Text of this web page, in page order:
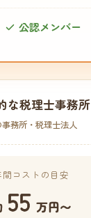
公認メンバー
な税理士事務所
務所・税理士法人
間コストの目安
55 万円〜